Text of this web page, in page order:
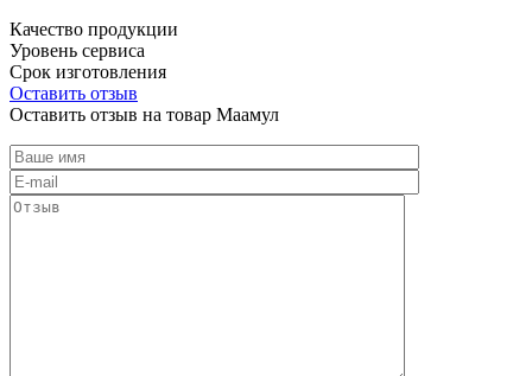
Качество продукции
Уровень сервиса
Срок изготовления
Оставить отзыв
Оставить отзыв на товар Маамул